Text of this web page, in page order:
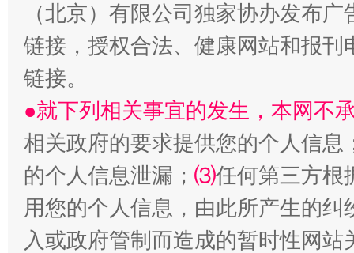
“刷贴”乱象丛生
生
（北京）有限公司独家协办发布
链接，授权合法、健康网站和报
链接。
●就下列相关事宜的发生，本网不
相关政府的要求提供您的个人信息
的个人信息泄漏； ⑶任何第三方根
用您的个人信息，由此所产生的纠
入或政府管制而造成的暂时性网